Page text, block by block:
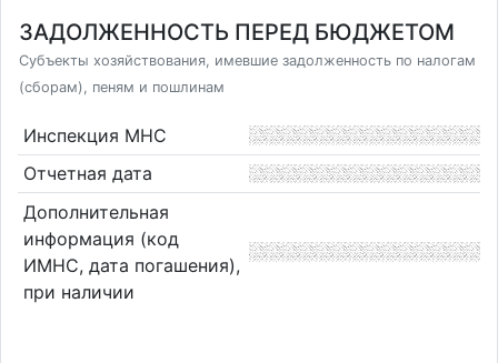
ЗАДОЛЖЕННОСТЬ ПЕРЕД БЮДЖЕТОМ
Субъекты хозяйствования, имевшие задолженность по налогам
(сборам), пеням и пошлинам
Инспекция МНС
Отчетная дата
Дополнительная
информация (код
ИМНС, дата погашения),
при наличии